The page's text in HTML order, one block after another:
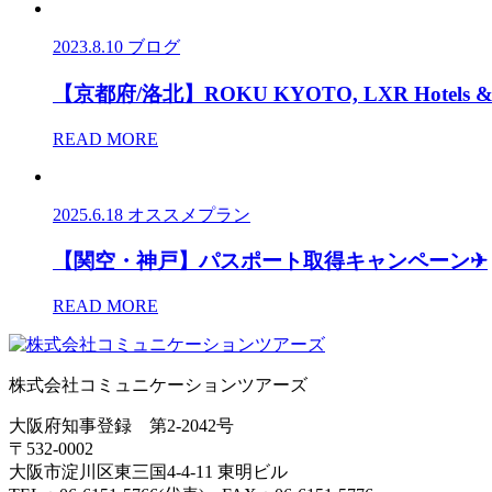
2023.8.10 ブログ
【京都府/洛北】ROKU KYOTO, LXR Hotels
READ MORE
2025.6.18 オススメプラン
【関空・神戸】パスポート取得キャンペーン✈
READ MORE
株式会社コミュニケーションツアーズ
大阪府知事登録 第2-2042号
〒532-0002
大阪市淀川区東三国4-4-11 東明ビル